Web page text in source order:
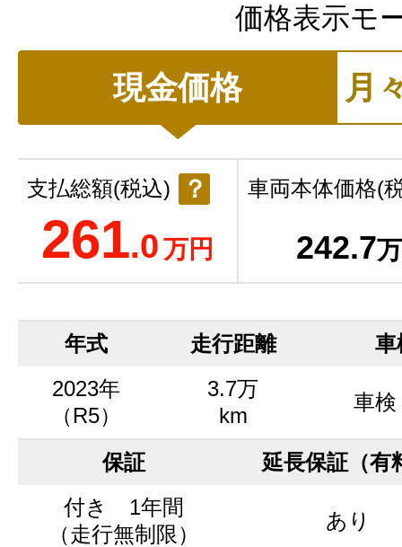
価格表示モ
現金価格 月
支払総額(税込)
261.0万円
？ 車両本体価格(
242.7
年式 走行距離
車
2023年
（R5）
3.7万
km
車検
保証
延長保証（有
付き 1年間
（走行無制限）
あり